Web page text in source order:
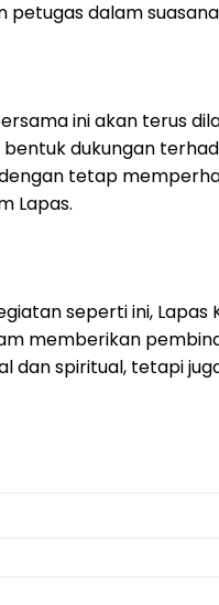
dalam
ini akan terus
dukungan
tetap
Lapas.
seperti ini,
memberikan
dan spiritual, tetapi